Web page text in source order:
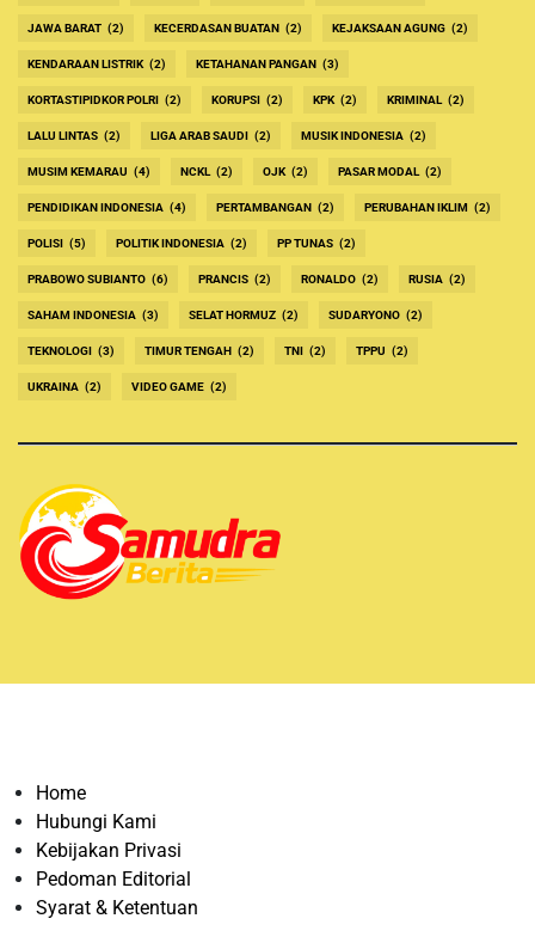
JAWA BARAT (2) KECERDASAN BUATAN (2) KEJAKSAAN AGUNG (2)
KENDARAAN LISTRIK (2) KETAHANAN PANGAN (3)
KORTASTIPIDKOR POLRI (2) KORUPSI (2) KPK (2) KRIMINAL (2)
LALU LINTAS (2) LIGA ARAB SAUDI (2) MUSIK INDONESIA (2)
MUSIM KEMARAU (4) NCKL (2) OJK (2) PASAR MODAL (2)
PENDIDIKAN INDONESIA (4) PERTAMBANGAN (2) PERUBAHAN IKLIM (2)
POLISI (5) POLITIK INDONESIA (2) PP TUNAS (2)
PRABOWO SUBIANTO (6) PRANCIS (2) RONALDO (2) RUSIA (2)
SAHAM INDONESIA (3) SELAT HORMUZ (2) SUDARYONO (2)
TEKNOLOGI (3) TIMUR TENGAH (2) TNI (2) TPPU (2)
UKRAINA (2) VIDEO GAME (2)
Home
Hubungi Kami
Kebijakan Privasi
Pedoman Editorial
Syarat & Ketentuan